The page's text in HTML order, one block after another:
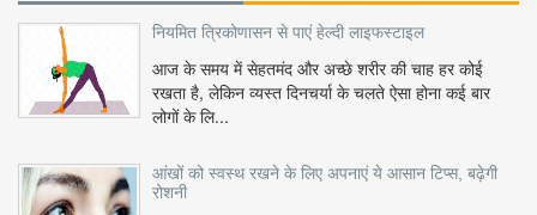
नियमित त्रिकोणासन से पाएं हेल्दी लाइफस्टाइल
आज के समय में सेहतमंद और अच्छे शरीर की चाह हर कोई
रखता है, लेकिन व्यस्त दिनचर्या के चलते ऐसा होना कई बार
लोगों के लि...
आंखों को स्वस्थ रखने के लिए अपनाएं ये आसान टिप्स, बढ़ेगी
रोशनी